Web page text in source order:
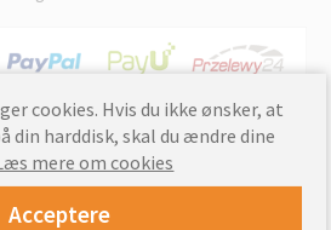
Forsendelsesinformation »
cookies. Hvis du ikke ønsker, at
din harddisk, skal du ændre dine
mere om cookies
Acceptere